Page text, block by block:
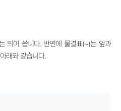
띄어 씁니다. 반면에 물결표(~)는 앞과
래와 같습니다.